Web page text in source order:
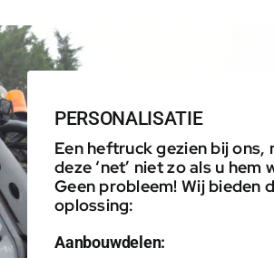
PERSONALISATIE
Een heftruck gezien bij ons,
deze ‘net’ niet zo als u hem
Geen probleem! Wij bieden
oplossing:
Aanbouwdelen: